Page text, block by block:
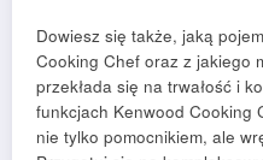
Dowiesz się także, jaką
Cooking Chef oraz z jakiego
przekłada się na trwałość i
funkcjach Kenwood Cooking
nie tylko pomocnikiem, ale